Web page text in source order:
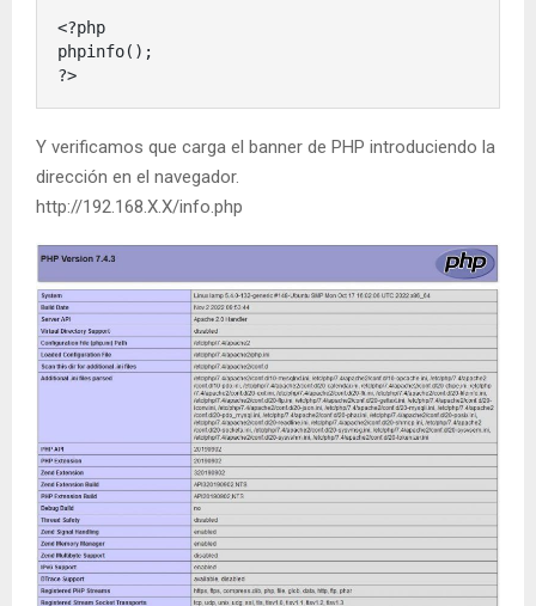
<?php
phpinfo();
?>
Y verificamos que carga el banner de PHP introduciendo la
dirección en el navegador.
http://192.168.X.X/info.php